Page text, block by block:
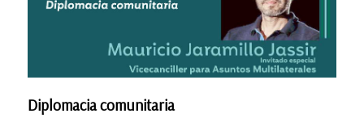
Diplomacia comunitaria